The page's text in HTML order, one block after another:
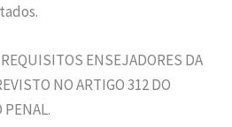
ENSEJADORES DA
NO ARTIGO 312 DO
PENAL.